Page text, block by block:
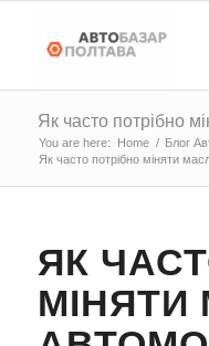
Як часто потрібно
You are here: Home / Блог
Як часто потрібно міняти
ЯК
МІНЯТИ